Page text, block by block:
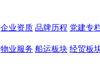
企业资质 品牌历程 党建专
物业服务 船运板块 经贸板